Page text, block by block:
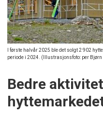
I første halvår 2025 ble det solgt 2 902
periode i 2024. (Illustrasjonsfoto: per
Bedre